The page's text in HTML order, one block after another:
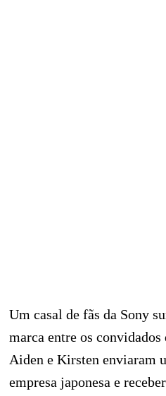
Um casal de fãs da Sony
marca entre os
Aiden e Kirsten enviaram
empresa japonesa e